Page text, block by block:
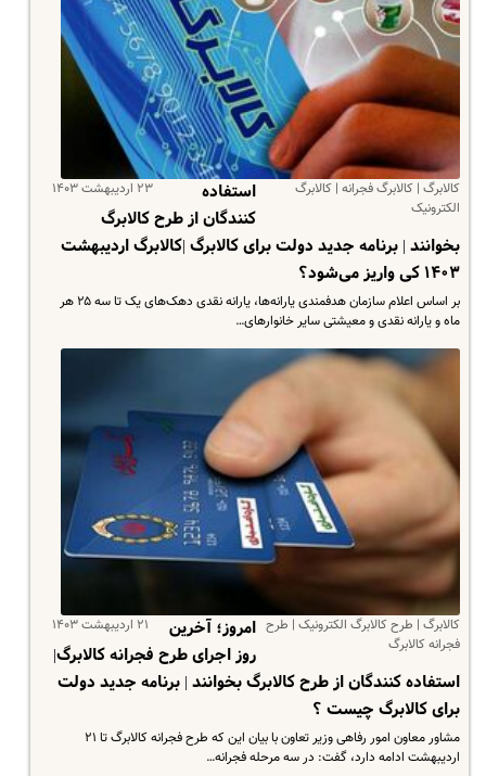
کالابرگ | کالابرگ فجرانه | کالابرگ
الکترونیک
۲۳ اردیبهشت ۱۴۰۳
استفاده
کنندگان از طرح کالابرگ
بخوانند | برنامه جدید دولت برای کالابرگ |کالابرگ اردیبهشت
۱۴۰۳ کی واریز می‌شود؟
بر اساس اعلام سازمان هدفمندی یارانه‌ها، یارانه نقدی دهک‌های یک تا سه ۲۵ هر
ماه و یارانه نقدی و معیشتی سایر خانوارهای…
کالابرگ | طرح کالابرگ الکترونیک | طرح
فجرانه کالابرگ
۲۱ اردیبهشت ۱۴۰۳
امروز؛ آخرین
روز اجرای طرح فجرانه کالابرگ|
استفاده کنندگان از طرح کالابرگ بخوانند | برنامه جدید دولت
برای کالابرگ چیست ؟
مشاور معاون امور رفاهی وزیر تعاون با بیان این که طرح فجرانه کالابرگ تا ۲۱
اردیبهشت ادامه دارد، گفت: در سه مرحله فجرانه…